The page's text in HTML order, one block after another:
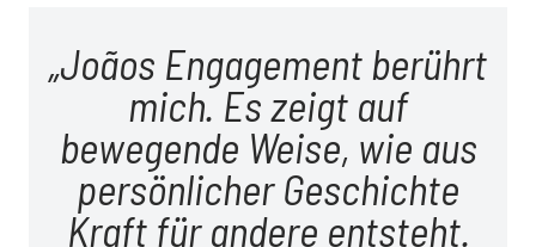
Joãos Engagement berührt
mich. Es zeigt auf
bewegende Weise, wie aus
persönlicher Geschichte
Kraft für andere entsteht.